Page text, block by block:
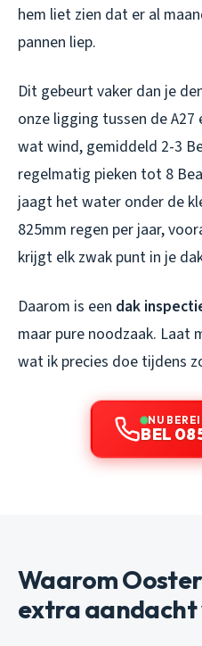
hem liet zien dat er al
pannen liep.
Dit gebeurt vaker dan je
onze ligging tussen de A27
wat wind, gemiddeld 2-3
regelmatig pieken tot 8
jaagt het water onder de
825mm regen per jaar,
krijgt elk zwak punt in je
Daarom is een dak
maar pure noodzaak. Laat
wat ik precies doe tijdens
NU
BEL
Waarom
extra aandacht